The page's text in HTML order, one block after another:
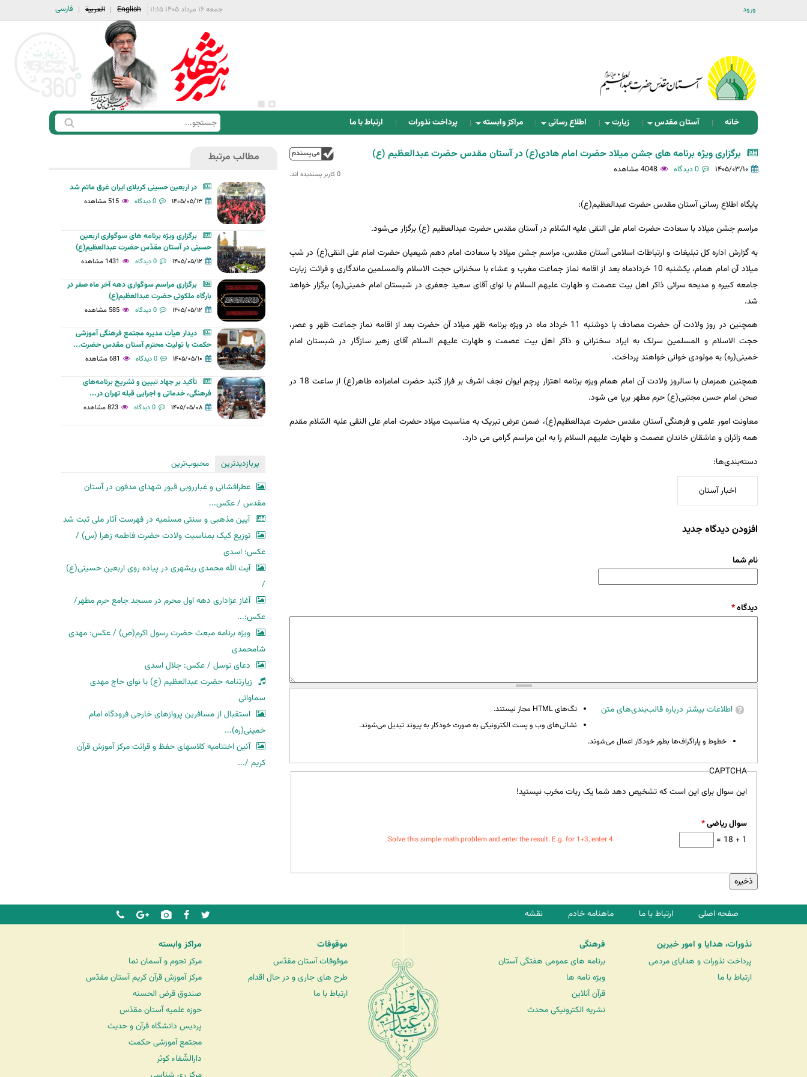
ورود فارسی العربية English جمعه ۱۶ مرداد ۱۴۰۵ ۱۱:۱۵
خانه آستان مقدس زیارت اطلاع رسانی مراکز وابسته پرداخت نذورات ارتباط با ما
ف
ر
ج
س
ج
س
ت
0 کاربر پسندیده اند.‎
برگزاری ویژه برنامه های جشن میلاد حضرت امام هادی(ع) در آستان مقدس حضرت عبدالعظیم (ع)
۱۴۰۵/۰۳/۱۰ 0 دیدگاه 4048 مشاهده
پایگاه اطلاع رسانی آستان مقدس حضرت عبدالعظیم(ع):
مراسم جشن میلاد با سعادت حضرت امام علی النقی علیه السّلام در آستان مقدس حضرت عبدالعظیم (ع) برگزار می‌شود.
به گزارش اداره کل تبلیغات و ارتباطات اسلامی آستان مقدس، مراسم جشن میلاد با سعادت امام دهم شیعیان حضرت امام علی النقی(ع) در شب
میلاد آن امام همام، یکشنبه 10 خردادماه بعد از اقامه نماز جماعت مغرب و عشاء با سخنرانی حجت الاسلام والمسلمین ماندگاری و قرائت زیارت
جامعه کبیره و مدیحه سرائی ذاکر اهل بیت عصمت و طهارت علیهم السلام با نوای آقای سعید جعفری در شبستان امام خمینی(ره) برگزار خواهد
شد.
همچنین در روز ولادت آن حضرت مصادف با دوشنبه 11 خرداد ماه در ویژه برنامه ظهر میلاد آن حضرت بعد از اقامه نماز جماعت ظهر و عصر،
حجت الاسلام و المسلمین سرلک به ایراد سخنرانی و ذاکر اهل بیت عصمت و طهارت علیهم السلام آقای زهیر سازگار در شبستان امام
خمینی(ره) به مولودی خوانی خواهند پرداخت.
همچنین همزمان با سالروز ولادت آن امام همام ویژه برنامه اهتزار پرچم ایوان نجف اشرف بر فراز گنبد حضرت امامزاده طاهر(ع) از ساعت 18 در
صحن امام حسن مجتبی(ع) حرم مطهر برپا می شود.
معاونت امور علمی و فرهنگی آستان مقدس حضرت عبدالعظیم(ع)، ضمن عرض تبریک به مناسبت میلاد حضرت امام علی النقی علیه السّلام مقدم
همه زائران و عاشقان خاندان عصمت و طهارت علیهم السلام را به این مراسم گرامی می دارد.
دسته‌بندی‌ها:
اخبار آستان
افزودن دیدگاه جدید
نام شما
دیدگاه*
اطلاعات بیشتر درباره قالب‌بندی‌های متن
تگ‌های HTML مجاز نیستند.
نشانی‌های وب و پست الکترونیکی به صورت خودکار به پیوند تبدیل می‌شوند.
خطوط و پاراگراف‌ها بطور خودکار اعمال می‌شوند.
CAPTCHA
این سوال برای این است که تشخیص دهد شما یک ربات مخرب نیستید!
سوال ریاضی*
1 + 18 =
Solve this simple math problem and enter the result. E.g. for 1+3, enter 4.
مطالب مرتبط
در اربعین حسینی کربلای ایران غرق ماتم شد
۱۴۰۵/۰۵/۱۳ 0 دیدگاه 515 مشاهده
برگزاری ویژه برنامه های سوگواری اربعین
حسینی در آستان مقدّس حضرت عبدالعظیم(ع)
۱۴۰۵/۰۵/۱۲ 0 دیدگاه 1431 مشاهده
برگزاری مراسم سوگواری دهه آخر ماه صفر در
بارگاه ملکوتی حضرت عبدالعظیم(ع)
۱۴۰۵/۰۵/۱۲ 0 دیدگاه 585 مشاهده
دیدار هیأت مدیره مجتمع فرهنگی آموزشی
حکمت با تولیت محترم آستان مقدس حضرت...
۱۴۰۵/۰۵/۱۰ 0 دیدگاه 681 مشاهده
تأکید بر جهاد تبیین و تشریح برنامه‌های
فرهنگی، خدماتی و اجرایی قبله تهران در...
۱۴۰۵/۰۵/۰۸ 0 دیدگاه 823 مشاهده
پربازدیدترین
محبوب‌ترین
عطرافشانی و غبارروبی قبور شهدای مدفون در آستان
مقدس / عکس...
آیین مذهبی و سنتی مسلمیه در فهرست آثار ملی ثبت شد
توزیع کیک بمناسبت ولادت حضرت فاطمه زهرا (س) /
عکس: اسدی
آیت الله محمدی ریشهری در پیاده روی اربعین حسینی(ع)
/
آغاز عزاداری دهه اول محرم در مسجد جامع حرم مطهر/
عکس:...
ویژه برنامه مبعث حضرت رسول اکرم(ص) / عکس: مهدی
شامحمدی
دعای توسل / عکس: جلال اسدی
زیارتنامه حضرت عبدالعظیم (ع) با نوای حاج مهدی
سماواتی
استقبال از مسافرین پروازهای خارجی فرودگاه امام
خمینی(ره)...
آئین اختتامیه کلاسهای حفظ و قرائت مرکز آموزش قرآن
کریم /...
صفحه اصلی ارتباط با ما ماهنامه خادم نقشه
نذورات، هدایا و امور خیرین
پرداخت نذورات و هدایای مردمی
ارتباط با ما
فرهنگی
برنامه های عمومی هفتگی آستان
ویژه نامه ها
قرآن آنلاین
نشریه الکترونیکی محدث
موقوفات
موقوفات آستان مقدّس
طرح های جاری و در حال اقدام
ارتباط با ما
مراکز وابسته
مرکز نجوم و آسمان نما
مرکز آموزش قرآن کریم آستان مقدّس
صندوق قرض الحسنه
حوزه علمیه آستان مقدّس
پردیس دانشگاه قرآن و حدیث
مجتمع آموزشی حکمت
دارالشّفاء کوثر